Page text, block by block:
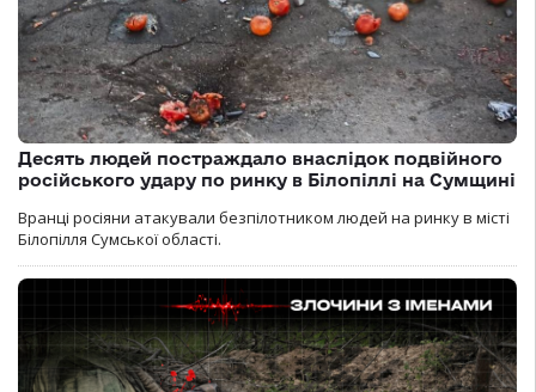
Десять людей постраждало внаслідок подвійного
російського удару по ринку в Білопіллі на Сумщині
Вранці росіяни атакували безпілотником людей на ринку в місті
Білопілля Сумської області.